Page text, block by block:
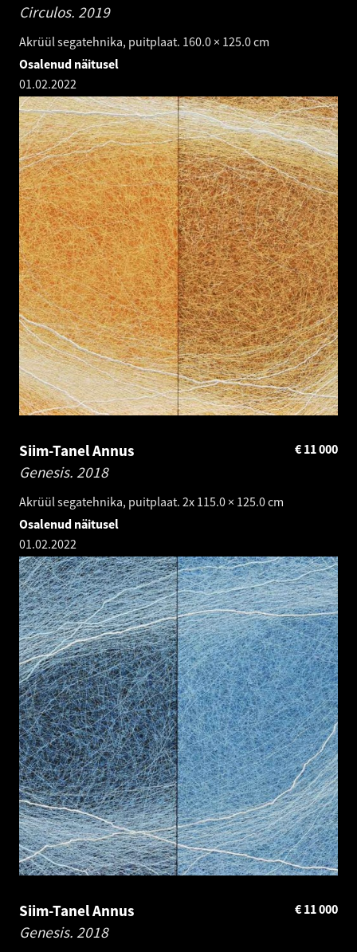
Circulos. 2019
Akrüül segatehnika, puitplaat. 160.0 × 125.0 cm
Osalenud näitusel
01.02.2022
Siim-Tanel Annus
Genesis. 2018
Akrüül segatehnika, puitplaat. 2x 115.0 × 125.0 cm
11 000
€
Osalenud näitusel
01.02.2022
Siim-Tanel Annus
Genesis. 2018
11 000
€